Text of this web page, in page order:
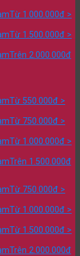
Từ 1.000.000đ >
Từ 1.500.000đ >
Trên 2.000.000đ
Từ 550.000đ >
Từ 750.000đ >
Từ 1.000.000đ >
Trên 1.500.000đ
Từ 750.000đ >
Từ 1.000.000đ >
Từ 1.500.000đ >
Trên 2.000.000đ